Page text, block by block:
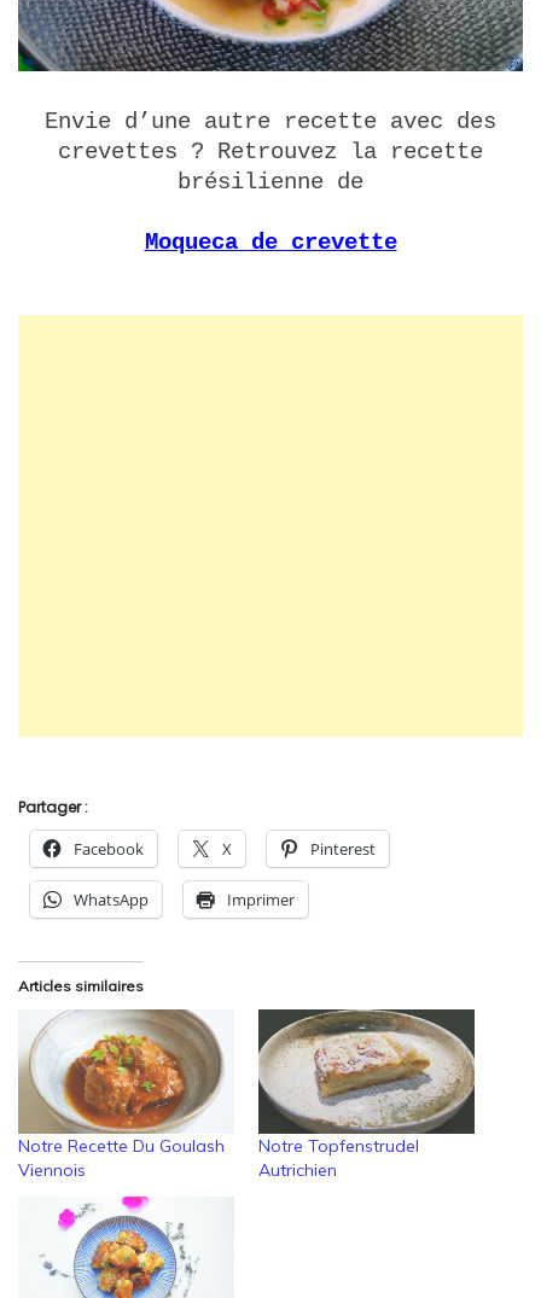
Envie d’une autre recette avec des
crevettes ? Retrouvez la recette
brésilienne de
Moqueca de crevette
Partager :
Facebook X Pinterest
WhatsApp Imprimer
Articles similaires
Notre Recette Du Goulash
Viennois
Notre Topfenstrudel
Autrichien